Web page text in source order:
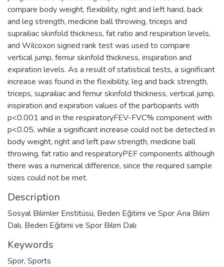
compare body weight, flexibility, right and left hand, back
and leg strength, medicine ball throwing, triceps and
suprailiac skinfold thickness, fat ratio and respiration levels,
and Wilcoxon signed rank test was used to compare
vertical jump, femur skinfold thickness, inspiration and
expiration levels. As a result of statistical tests, a significant
increase was found in the flexibility, leg and back strength,
triceps, suprailiac and femur skinfold thickness, vertical jump,
inspiration and expiration values of the participants with
p<0.001 and in the respiratoryFEV-FVC% component with
p<0.05, while a significant increase could not be detected in
body weight, right and left paw strength, medicine ball
throwing, fat ratio and respiratoryPEF components although
there was a numerical difference, since the required sample
sizes could not be met.
Description
Sosyal Bilimler Enstitüsü, Beden Eğitimi ve Spor Ana Bilim
Dalı, Beden Eğitimi ve Spor Bilim Dalı
Keywords
Spor, Sports